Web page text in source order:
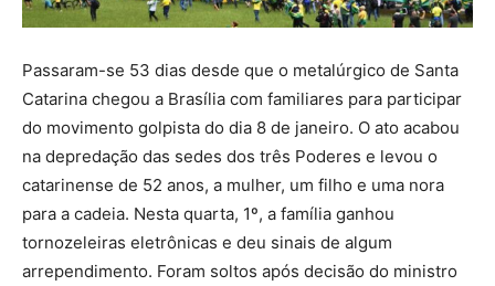
Passaram-se 53 dias desde que o metalúrgico de Santa
Catarina chegou a Brasília com familiares para participar
do movimento golpista do dia 8 de janeiro. O ato acabou
na depredação das sedes dos três Poderes e levou o
catarinense de 52 anos, a mulher, um filho e uma nora
para a cadeia. Nesta quarta, 1º, a família ganhou
tornozeleiras eletrônicas e deu sinais de algum
arrependimento. Foram soltos após decisão do ministro